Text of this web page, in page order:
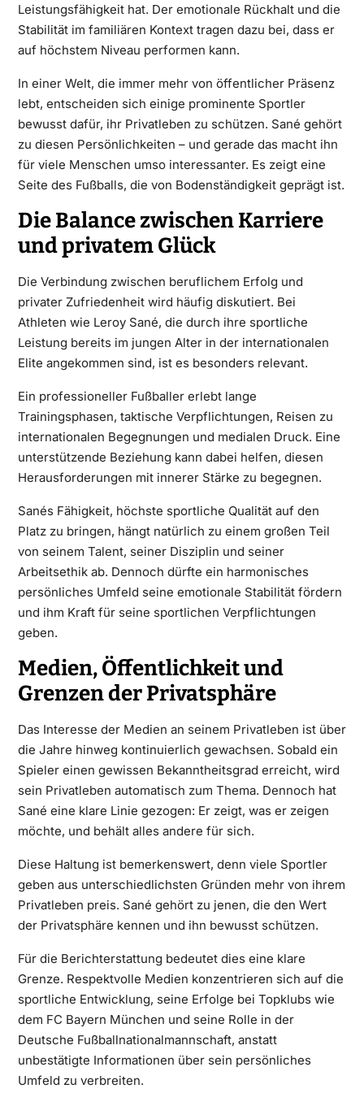
Leistungsfähigkeit hat. Der emotionale Rückhalt und die
Stabilität im familiären Kontext tragen dazu bei, dass er
auf höchstem Niveau performen kann.
In einer Welt, die immer mehr von öffentlicher Präsenz
lebt, entscheiden sich einige prominente Sportler
bewusst dafür, ihr Privatleben zu schützen. Sané gehört
zu diesen Persönlichkeiten – und gerade das macht ihn
für viele Menschen umso interessanter. Es zeigt eine
Seite des Fußballs, die von Bodenständigkeit geprägt ist.
Die Balance zwischen Karriere
und privatem Glück
Die Verbindung zwischen beruflichem Erfolg und
privater Zufriedenheit wird häufig diskutiert. Bei
Athleten wie Leroy Sané, die durch ihre sportliche
Leistung bereits im jungen Alter in der internationalen
Elite angekommen sind, ist es besonders relevant.
Ein professioneller Fußballer erlebt lange
Trainingsphasen, taktische Verpflichtungen, Reisen zu
internationalen Begegnungen und medialen Druck. Eine
unterstützende Beziehung kann dabei helfen, diesen
Herausforderungen mit innerer Stärke zu begegnen.
Sanés Fähigkeit, höchste sportliche Qualität auf den
Platz zu bringen, hängt natürlich zu einem großen Teil
von seinem Talent, seiner Disziplin und seiner
Arbeitsethik ab. Dennoch dürfte ein harmonisches
persönliches Umfeld seine emotionale Stabilität fördern
und ihm Kraft für seine sportlichen Verpflichtungen
geben.
Medien, Öffentlichkeit und
Grenzen der Privatsphäre
Das Interesse der Medien an seinem Privatleben ist über
die Jahre hinweg kontinuierlich gewachsen. Sobald ein
Spieler einen gewissen Bekanntheitsgrad erreicht, wird
sein Privatleben automatisch zum Thema. Dennoch hat
Sané eine klare Linie gezogen: Er zeigt, was er zeigen
möchte, und behält alles andere für sich.
Diese Haltung ist bemerkenswert, denn viele Sportler
geben aus unterschiedlichsten Gründen mehr von ihrem
Privatleben preis. Sané gehört zu jenen, die den Wert
der Privatsphäre kennen und ihn bewusst schützen.
Für die Berichterstattung bedeutet dies eine klare
Grenze. Respektvolle Medien konzentrieren sich auf die
sportliche Entwicklung, seine Erfolge bei Topklubs wie
dem FC Bayern München und seine Rolle in der
Deutsche Fußballnationalmannschaft, anstatt
unbestätigte Informationen über sein persönliches
Umfeld zu verbreiten.